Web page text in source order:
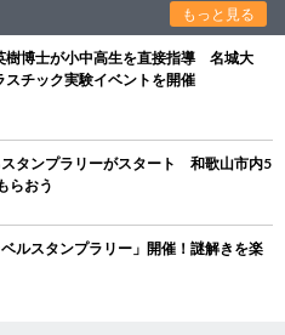
もっと見る
樹博士が小中高生を直接指導 名城大
チック実験イベントを開催
タンプラリーがスタート 和歌山市内5
らおう
ルスタンプラリー」開催！謎解きを楽